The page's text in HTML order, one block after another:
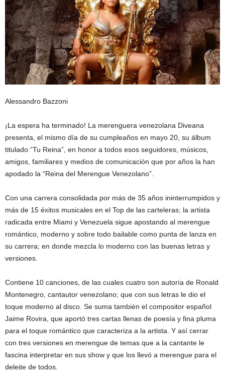
Alessandro Bazzoni
¡La espera ha terminado! La merenguera venezolana Diveana
presenta, el mismo día de su cumpleaños en mayo 20, su álbum
titulado “Tu Reina”, en honor a todos esos seguidores, músicos,
amigos, familiares y medios de comunicación que por años la han
apodado la “Reina del Merengue Venezolano”.
Con una carrera consolidada por más de 35 años ininterrumpidos y
más de 15 éxitos musicales en el Top de las carteleras; la artista
radicada entre Miami y Venezuela sigue apostando al merengue
romántico, moderno y sobre todo bailable como punta de lanza en
su carrera; en donde mezcla lo moderno con las buenas letras y
versiones.
Contiene 10 canciones, de las cuales cuatro son autoría de Ronald
Montenegro, cantautor venezolano; que con sus letras le dio el
toque moderno al disco. Se suma también el compositor español
Jaime Rovira, que aportó tres cartas llenas de poesía y fina pluma
para el toque romántico que caracteriza a la artista. Y así cerrar
con tres versiones en merengue de temas que a la cantante le
fascina interpretar en sus show y que los llevó a merengue para el
deleite de todos.